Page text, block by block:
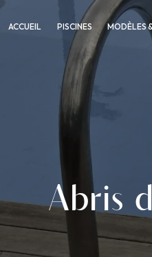
ACCUEIL PISCINES MODÈLES
Abris